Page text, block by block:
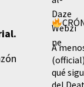
A
qué
del